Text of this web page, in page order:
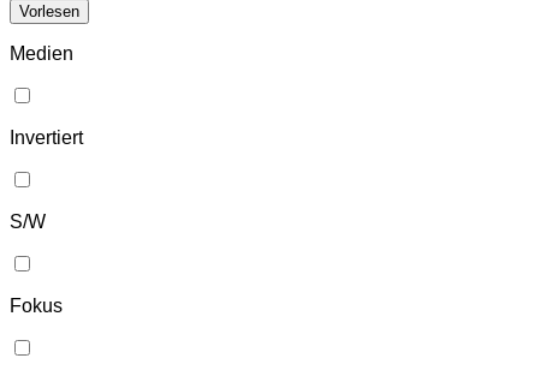
Vorlesen
Medien
Invertiert
S/W
Fokus